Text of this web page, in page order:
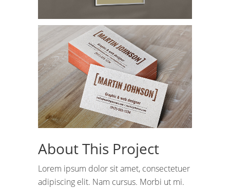
About This Project
Lorem ipsum dolor sit amet, consectetuer
adipiscing elit. Nam cursus. Morbi ut mi.